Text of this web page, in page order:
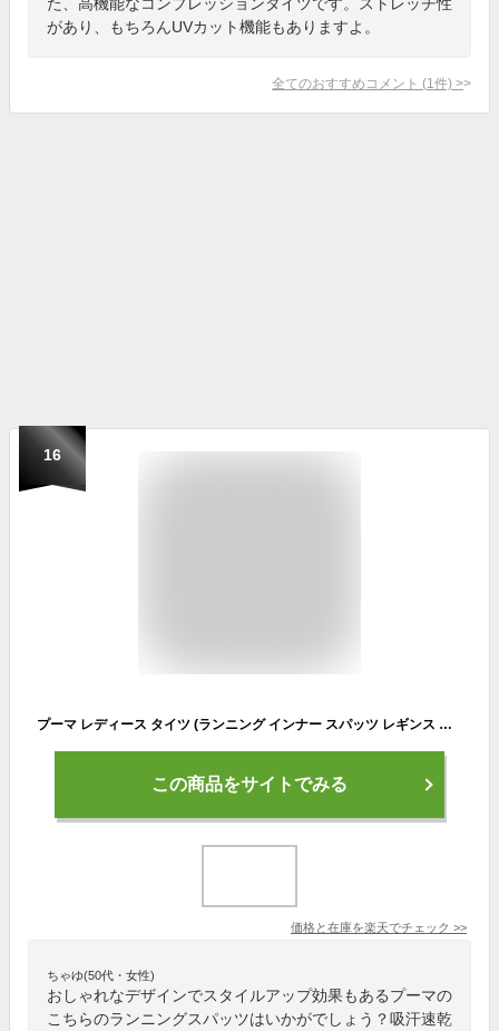
があり、もちろんUVカット機能もありますよ。
全てのおすすめコメント (1 件) >
16
プーマ レディース タイツ (ランニング インナー スパッツ レギンス スポーツウェア トレーニングウェア 運動 フィットネス ジム puma 即日発送) 525531
この商品をサイトでみる
価格と在庫を楽天でチェック >>
ちゃゆ(50代・女性)
おしゃれなデザインでスタイルアップ効果もあるプーマの
こちらのランニングスパッツはいかがでしょう？吸汗速乾